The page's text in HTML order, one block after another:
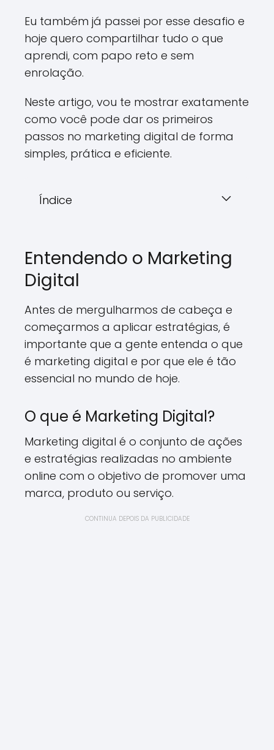
Eu também já passei por esse desafio e
hoje quero compartilhar tudo o que
aprendi, com papo reto e sem
enrolação.
Neste artigo, vou te mostrar exatamente
como você pode dar os primeiros
passos no marketing digital de forma
simples, prática e eficiente.
Índice
Entendendo o Marketing
Digital
Antes de mergulharmos de cabeça e
começarmos a aplicar estratégias, é
importante que a gente entenda o que
é marketing digital e por que ele é tão
essencial no mundo de hoje.
O que é Marketing Digital?
Marketing digital é o conjunto de ações
e estratégias realizadas no ambiente
online com o objetivo de promover uma
marca, produto ou serviço.
CONTINUA DEPOIS DA PUBLICIDADE